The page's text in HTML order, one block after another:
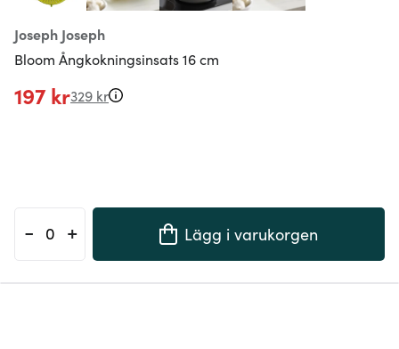
Joseph Joseph
Bloom Ångkokningsinsats 16 cm
197 kr329 kr
- + Lägg i varukorgen